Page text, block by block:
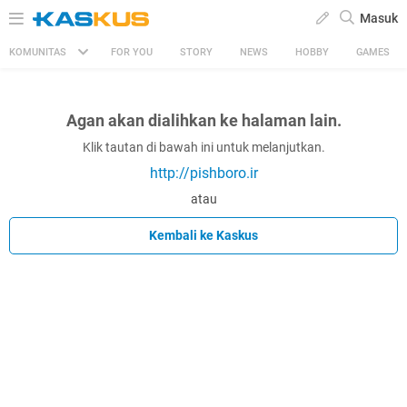
Masuk
KOMUNITAS FOR YOU STORY NEWS HOBBY GAMES
Agan akan dialihkan ke halaman lain.
Klik tautan di bawah ini untuk melanjutkan.
http://pishboro.ir
atau
Kembali ke Kaskus